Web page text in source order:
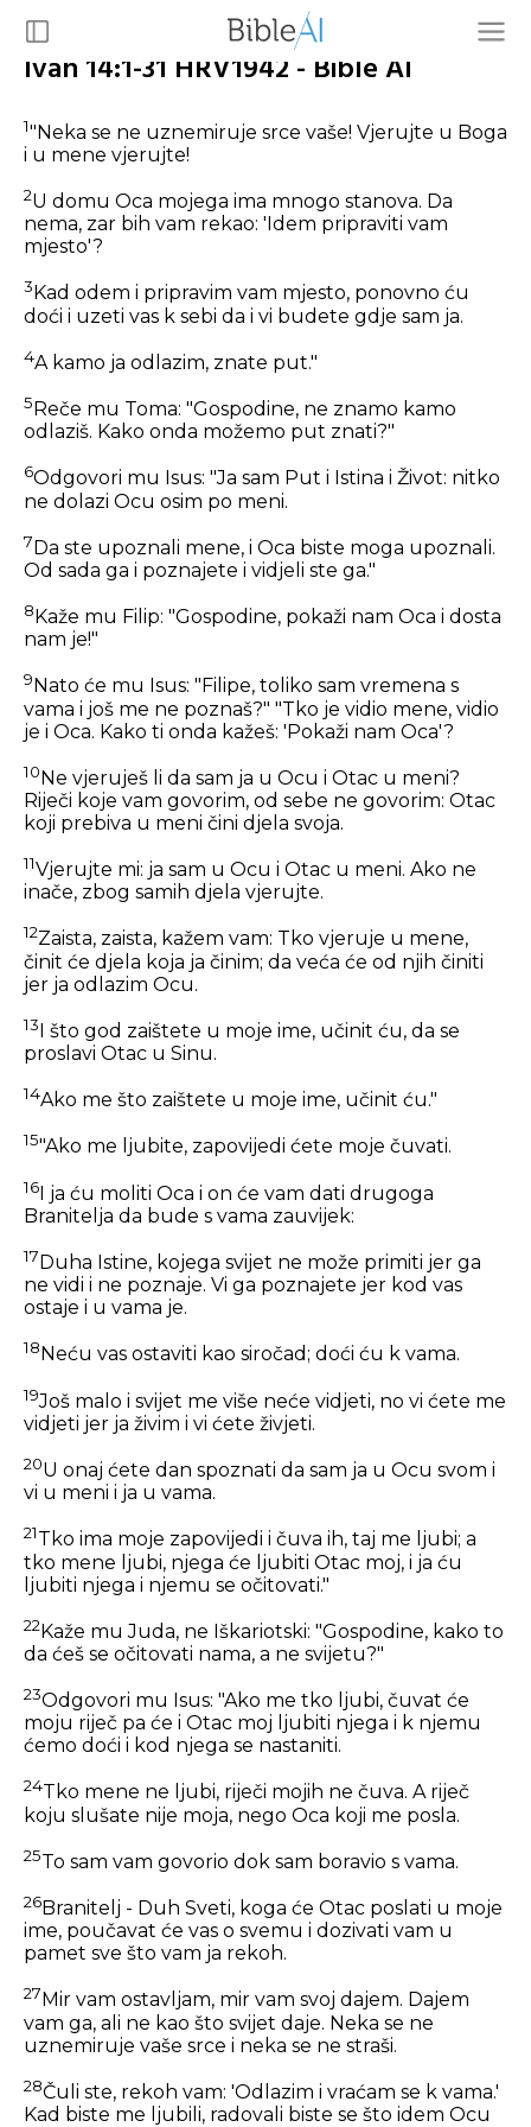
Ivan 14:1-31 HRV1942 - Bible AI
1"Neka se ne uznemiruje srce vaše! Vjerujte u Boga
i u mene vjerujte!
2U domu Oca mojega ima mnogo stanova. Da
nema, zar bih vam rekao: 'Idem pripraviti vam
mjesto'?
3 Kad odem i pripravim vam mjesto, ponovno ću
doći i uzeti vas k sebi da i vi budete gdje sam ja.
4A kamo ja odlazim, znate put."
5 Reče mu Toma: "Gospodine, ne znamo kamo
odlaziš. Kako onda možemo put znati?"
6Odgovori mu Isus: "Ja sam Put i Istina i Život: nitko
ne dolazi Ocu osim po meni.
7Da ste upoznali mene, i Oca biste moga upoznali.
Od sada ga i poznajete i vidjeli ste ga."
8 Kaže mu Filip: "Gospodine, pokaži nam Oca i dosta
nam je!"
9 Nato će mu Isus: "Filipe, toliko sam vremena s
vama i još me ne poznaš?" "Tko je vidio mene, vidio
je i Oca. Kako ti onda kažeš: 'Pokaži nam Oca'?
10Ne vjeruješ li da sam ja u Ocu i Otac u meni?
Riječi koje vam govorim, od sebe ne govorim: Otac
koji prebiva u meni čini djela svoja.
11Vjerujte mi: ja sam u Ocu i Otac u meni. Ako ne
inače, zbog samih djela vjerujte.
12Zaista, zaista, kažem vam: Tko vjeruje u mene,
činit će djela koja ja činim; da veća će od njih činiti
jer ja odlazim Ocu.
13I što god zaištete u moje ime, učinit ću, da se
proslavi Otac u Sinu.
14Ako me što zaištete u moje ime, učinit ću."
15"Ako me ljubite, zapovijedi ćete moje čuvati.
16I ja ću moliti Oca i on će vam dati drugoga
Branitelja da bude s vama zauvijek:
17 Duha Istine, kojega svijet ne može primiti jer ga
ne vidi i ne poznaje. Vi ga poznajete jer kod vas
ostaje i u vama je.
18 Neću vas ostaviti kao siročad; doći ću k vama.
19Još malo i svijet me više neće vidjeti, no vi ćete me
vidjeti jer ja živim i vi ćete živjeti.
20U onaj ćete dan spoznati da sam ja u Ocu svom i
vi u meni i ja u vama.
21Tko ima moje zapovijedi i čuva ih, taj me ljubi; a
tko mene ljubi, njega će ljubiti Otac moj, i ja ću
ljubiti njega i njemu se očitovati."
22Kaže mu Juda, ne Iškariotski: "Gospodine, kako to
da ćeš se očitovati nama, a ne svijetu?"
23Odgovori mu Isus: "Ako me tko ljubi, čuvat će
moju riječ pa će i Otac moj ljubiti njega i k njemu
ćemo doći i kod njega se nastaniti.
24Tko mene ne ljubi, riječi mojih ne čuva. A riječ
koju slušate nije moja, nego Oca koji me posla.
25To sam vam govorio dok sam boravio s vama.
26Branitelj - Duh Sveti, koga će Otac poslati u moje
ime, poučavat će vas o svemu i dozivati vam u
pamet sve što vam ja rekoh.
27 Mir vam ostavljam, mir vam svoj dajem. Dajem
vam ga, ali ne kao što svijet daje. Neka se ne
uznemiruje vaše srce i neka se ne straši.
28Čuli ste, rekoh vam: 'Odlazim i vraćam se k vama.'
Kad biste me ljubili, radovali biste se što idem Ocu